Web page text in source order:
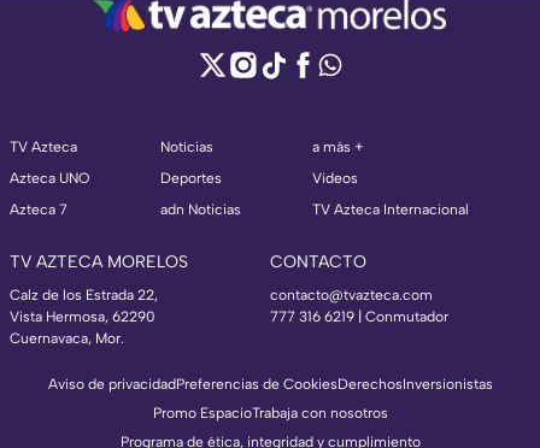
TV Azteca
Azteca UNO
Azteca 7
Noticias
Deportes
adn Noticias
a más +
Videos
TV Azteca Internacional
TV AZTECA MORELOS
Calz de los Estrada 22,
Vista Hermosa, 62290
Cuernavaca, Mor.
CONTACTO
contacto@tvazteca.com
777 316 6219 | Conmutador
Aviso de privacidadPreferencias de CookiesDerechosInversionistas
Promo EspacioTrabaja con nosotros
Programa de ética, integridad y cumplimiento